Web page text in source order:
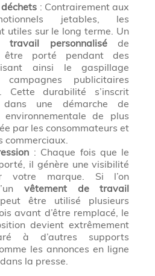
: Contrairement aux
jetables, les
utiles sur le long terme. Un
travail personnaliséde
porté pendant des
ainsi le gaspillage
publicitaires
Cette durabilité s’inscrit
dans une démarche de
environnementale de plus
par les consommateurs et
commerciaux.
: Chaque fois que le
il génère une visibilité
votre marque. Si l’on
vêtement de travail
être utilisé plusieurs
avant d’être remplacé, le
devient extrêmement
à d’autres supports
les annonces en ligne
la presse.